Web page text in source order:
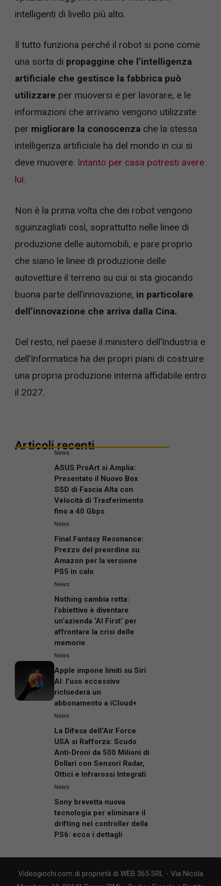
intelligenti di livello più alto.
Il tutto funziona perché il robot si pone come
una sorta di propaggine che l’intelligenza
artificiale che gestisce la fabbrica può
utilizzare per muoversi e per lavorare, e le
informazioni che arrivano vengono utilizzate
per migliorare la conoscenza che la stessa
intelligenza artificiale ha del mondo in cui si
deve muovere. Intanto per casa potresti avere
lui.
Non è la prima volta che dei robot vengono
sguinzagliati così, soprattutto nelle linee di
produzione delle automobili, e pare proprio
che siano le linee di produzione delle
autovetture il terreno su cui si sta giocando
buona parte dell’innovazione, in particolare
dell’innovazione che arriva dalla Cina.
Del resto, nel paese il ministero dell’Industria e
dell’Informatica ha dei propri piani di costruire
una propria produzione interna affidabile entro
il 2027.
Articoli recenti
News
ASUS ProArt si Amplia:
Presentato il Nuovo Box
SSD di Fascia Alta con
Velocità di Trasferimento
fino a 40 Gbps
News
Final Fantasy Resonance:
Prezzo del preordine su
Amazon per la versione
PS5 in calo
News
Nothing cambia rotta:
l’obiettivo è diventare
un’azienda ‘AI First’ per
affrontare la crisi delle
memorie
News
Apple impone limiti su Siri
AI: l’uso eccessivo
richiederà un
abbonamento a iCloud+
News
La Difesa dell’Air Force
USA si Rafforza: Scudo
Anti-Droni da 500 Milioni di
Dollari con Sensori Radar,
Ottici e Infrarossi Integrati
News
Sony brevetta nuova
tecnologia per eliminare il
drifting nel controller della
PS6: ecco i dettagli
Videogiochi.com di proprietà di WEB 365 SRL - Via Nicola